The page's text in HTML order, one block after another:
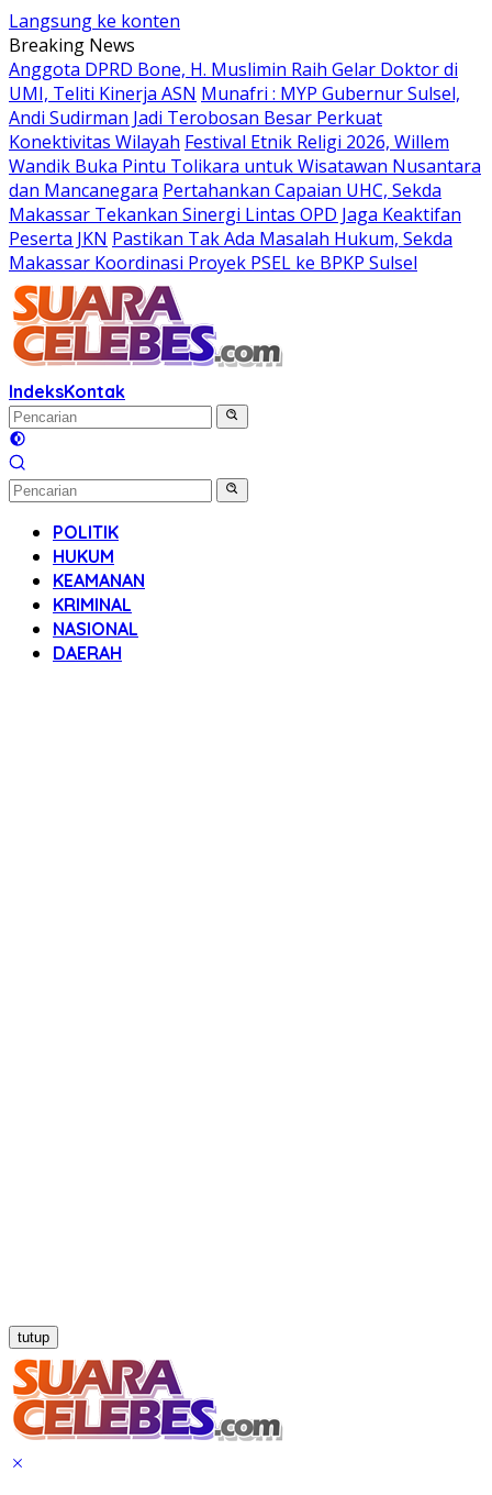
Langsung ke konten
Breaking News
Anggota DPRD Bone, H. Muslimin Raih Gelar Doktor di
UMI, Teliti Kinerja ASN Munafri : MYP Gubernur Sulsel,
Andi Sudirman Jadi Terobosan Besar Perkuat
Konektivitas Wilayah Festival Etnik Religi 2026, Willem
Wandik Buka Pintu Tolikara untuk Wisatawan Nusantara
dan Mancanegara Pertahankan Capaian UHC, Sekda
Makassar Tekankan Sinergi Lintas OPD Jaga Keaktifan
Peserta JKN Pastikan Tak Ada Masalah Hukum, Sekda
Makassar Koordinasi Proyek PSEL ke BPKP Sulsel
IndeksKontak
POLITIK
HUKUM
KEAMANAN
KRIMINAL
NASIONAL
DAERAH
tutup